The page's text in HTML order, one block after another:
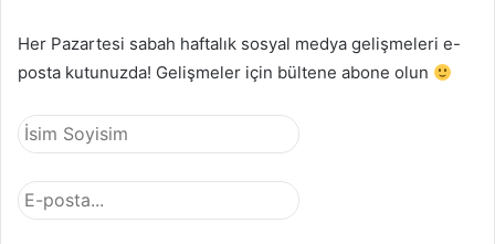
Her Pazartesi sabah haftalık sosyal medya gelişmeleri e-
posta kutunuzda! Gelişmeler için bültene abone olun